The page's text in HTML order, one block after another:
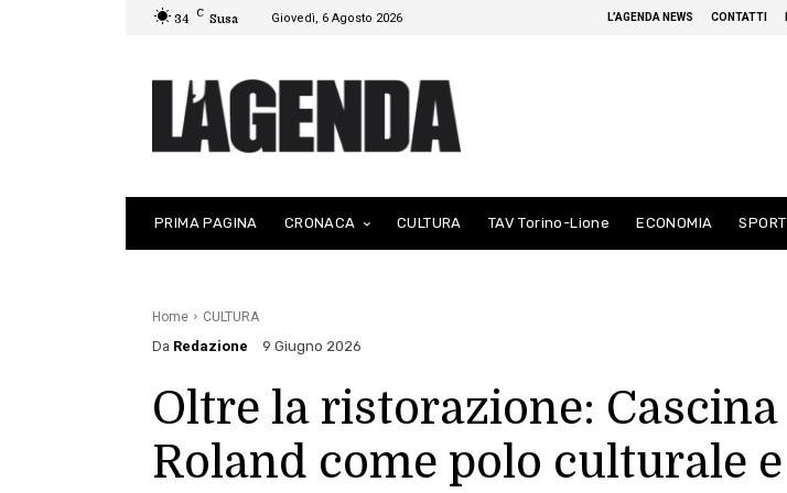
34 C Susa Giovedì, 6 Agosto 2026 L’AGENDA NEWS CONTATTI
PRIMA PAGINA CRONACA CULTURA TAV Torino-Lione ECONOMIA SPORT
Home CULTURA
Da Redazione 9 Giugno 2026
Oltre la ristorazione: Cascina
Roland come polo culturale e